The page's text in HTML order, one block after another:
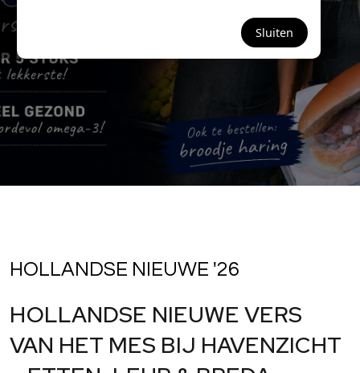
Sluiten
HOLLANDSE NIEUWE '26
HOLLANDSE NIEUWE '26
HOLLANDSE NIEUWE VERS
VAN HET MES BIJ HAVENZICHT